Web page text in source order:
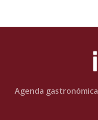
Agenda gastronómica